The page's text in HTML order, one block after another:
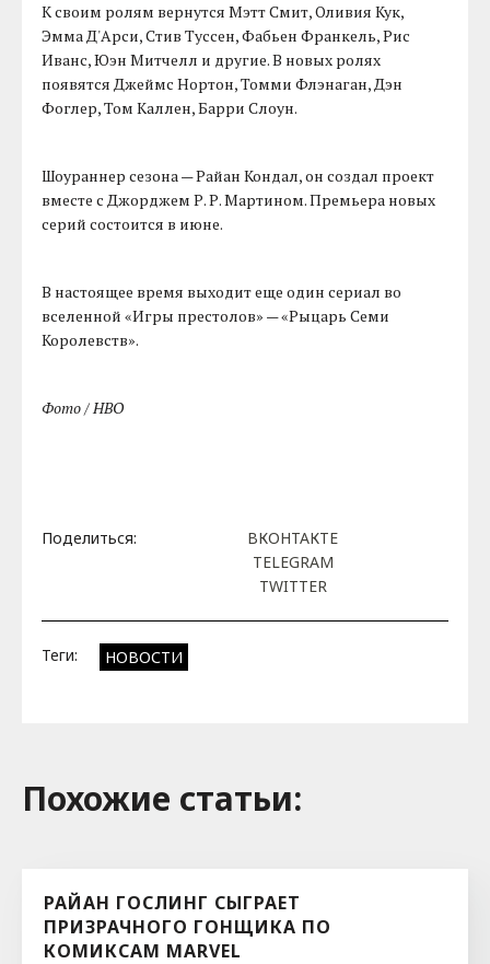
К своим ролям вернутся Мэтт Смит, Оливия Кук,
Эмма Д'Арси, Стив Туссен, Фабьен Франкель, Рис
Иванс, Юэн Митчелл и другие. В новых ролях
появятся Джеймс Нортон, Томми Флэнаган, Дэн
Фоглер, Том Каллен, Барри Слоун.
Шоураннер сезона — Райан Кондал, он создал проект
вместе с Джорджем Р. Р. Мартином. Премьера новых
серий состоится в июне.
В настоящее время выходит еще один сериал во
вселенной «Игры престолов» — «Рыцарь Семи
Королевств».
Фото / HBO
Поделиться:
ВКОНТАКТЕ
TELEGRAM
TWITTER
Теги: НОВОСТИ
Похожие cтатьи:
РАЙАН ГОСЛИНГ СЫГРАЕТ
ПРИЗРАЧНОГО ГОНЩИКА ПО
КОМИКСАМ MARVEL